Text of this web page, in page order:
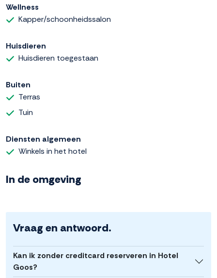
Wellness
Kapper/schoonheidssalon
Huisdieren
Huisdieren toegestaan
Buiten
Terras
Tuin
Diensten algemeen
Winkels in het hotel
In de omgeving
Vraag en antwoord.
Kan ik zonder creditcard reserveren in Hotel
Goos?